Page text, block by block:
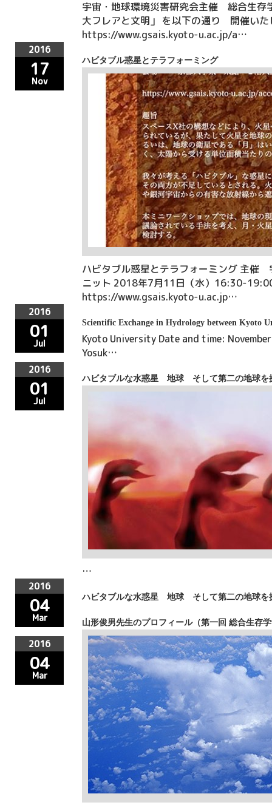
宇宙・地球環境災害研究会主催 総合生存
大フレアと文明」 を以下の通り 開催いた
https://www.gsais.kyoto-u.ac.jp/a…
ハビタブル惑星とテラフォーミング
ハビタブル惑星とテラフォーミング 主
ニット 2018年7月11日（水）16:30-
https://www.gsais.kyoto-u.ac.jp…
2016
17
Nov
Scientific Exchange in Hydrology between Kyoto
Kyoto University Date and time:
Yosuk…
2016
01
Jul
ハビタブルな水惑星 地球 そして第二の地球
…
2016
01
Jul
ハビタブルな水惑星 地球 そして第二の地球
2016
04
Mar 山形俊男先生のプロフィール（第一回 総合生存
2016
04
Mar